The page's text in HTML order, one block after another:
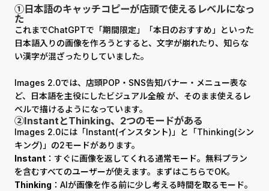
①日本語のキャッチコピーが店頭で使えるレベルになっ
た
これまでChatGPTで「期間限定」「本日のおすすめ」といった
日本語入りの画像を作ろうとすると、文字が崩れたり、知らな
い漢字が混ざったりしていました。
Images 2.0では、店頭POP・SNS告知バナー・メニュー表な
ど、日本語を主役にしたビジュアル全般 が、そのまま使えるレ
ベルで描けるようになっています。
②InstantとThinking、2つのモードがある
Images 2.0には「Instant(インスタント)」と「Thinking(シン
キング)」の2モードがあります。
Instant ：すぐに画像を返してくれる通常モード。無料プラン
を含むすべてのユーザーが使えます。まずはこちらでOK。
Thinking ：AIが画像を作る前に少し考える時間を取るモード。